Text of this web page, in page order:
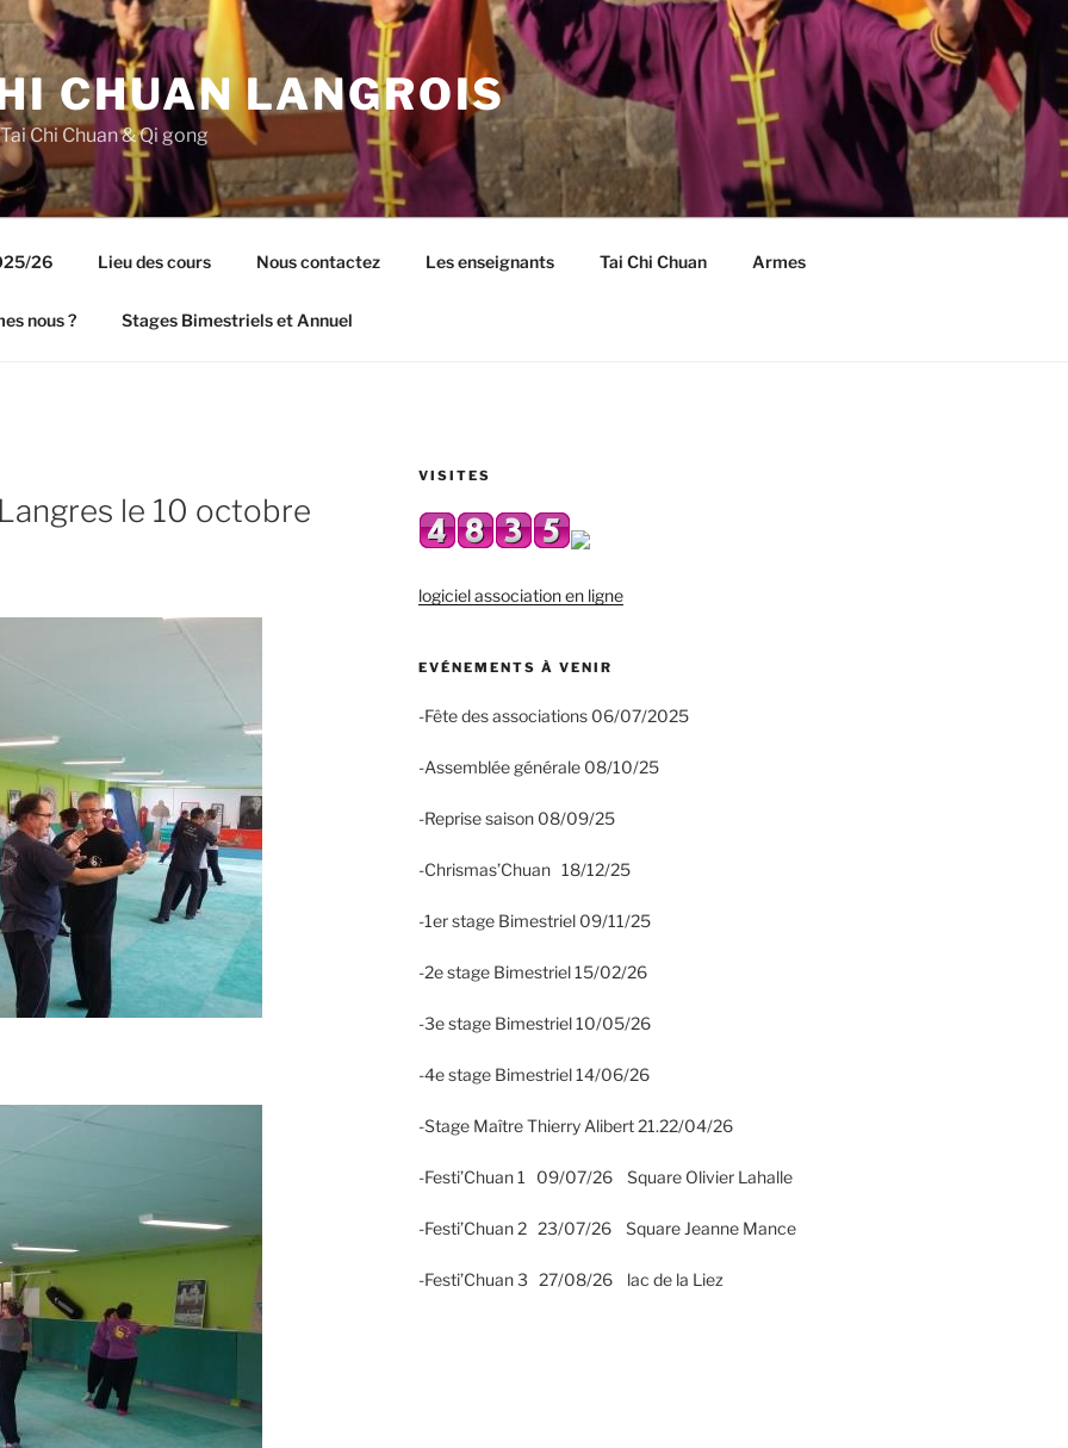
CHUAN LANGROIS
Chi Chuan & Qi gong
26 Lieu des cours Nous contactez Les enseignants Tai Chi Chuan Armes
nous ? Stages Bimestriels et Annuel
le 10 octobre
VISITES
logiciel association en ligne
EVÉNEMENTS À VENIR
-Fête des associations 06/07/2025
-Assemblée générale 08/10/25
-Reprise saison 08/09/25
-Chrismas’Chuan 18/12/25
-1er stage Bimestriel 09/11/25
-2e stage Bimestriel 15/02/26
-3e stage Bimestriel 10/05/26
-4e stage Bimestriel 14/06/26
-Stage Maître Thierry Alibert 21.22/04/26
-Festi’Chuan 1 09/07/26 Square Olivier Lahalle
-Festi’Chuan 2 23/07/26 Square Jeanne Mance
-Festi’Chuan 3 27/08/26 lac de la Liez